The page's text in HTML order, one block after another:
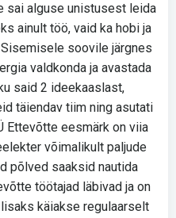
sai alguse unistusest leida
ainult töö, vaid ka hobi ja
soovile järgnes
valdkonda ja avastada
said 2 ideekaaslast,
täiendav tiim ning asutati
Ettevõtte eesmärk on viia
võimalikult paljude
põlved saaksid nautida
töötajad läbivad ja on
käiakse regulaarselt